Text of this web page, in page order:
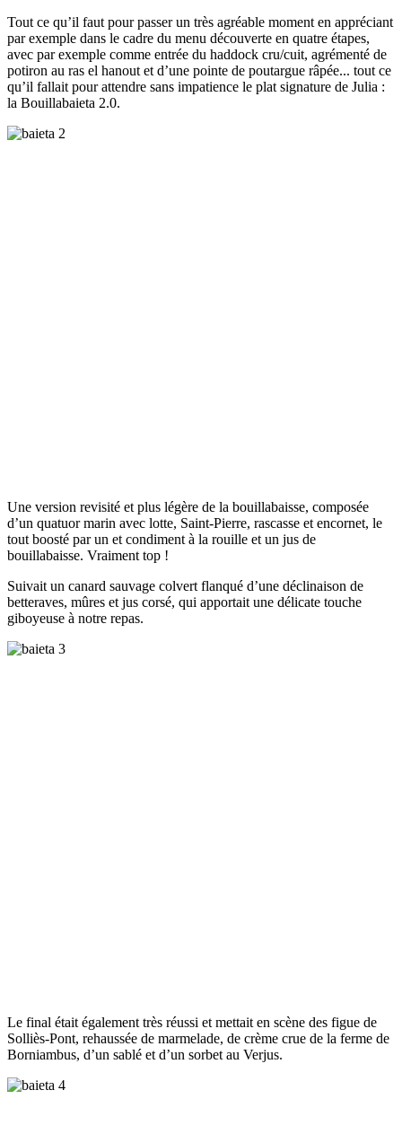
Tout ce qu’il faut pour passer un très agréable moment en appréciant
par exemple dans le cadre du menu découverte en quatre étapes,
avec par exemple comme entrée du haddock cru/cuit, agrémenté de
potiron au ras el hanout et d’une pointe de poutargue râpée... tout ce
qu’il fallait pour attendre sans impatience le plat signature de Julia :
la Bouillabaieta 2.0.
Une version revisité et plus légère de la bouillabaisse, composée
d’un quatuor marin avec lotte, Saint-Pierre, rascasse et encornet, le
tout boosté par un et condiment à la rouille et un jus de
bouillabaisse. Vraiment top !
Suivait un canard sauvage colvert flanqué d’une déclinaison de
betteraves, mûres et jus corsé, qui apportait une délicate touche
giboyeuse à notre repas.
Le final était également très réussi et mettait en scène des figue de
Solliès-Pont, rehaussée de marmelade, de crème crue de la ferme de
Borniambus, d’un sablé et d’un sorbet au Verjus.